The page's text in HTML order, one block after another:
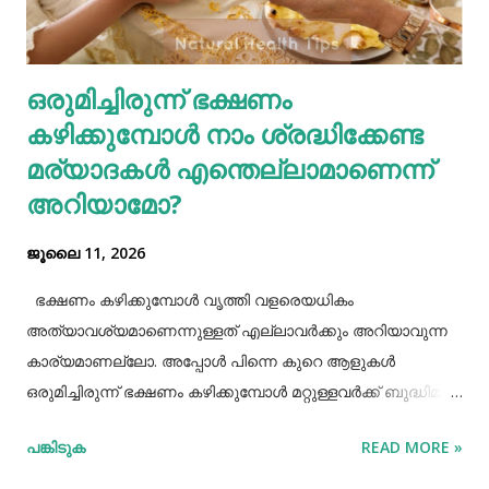
ഗ്യാസ്ട്രബിലിനെ നമുക്ക് ഇല്ലാതാക്കാം.ഫാസ്റ്റ് ഫുഡ്, ജങ്ക്
ഫുഡ് ഭക്ഷണങ്ങൾ, സ്നാക്സുകൾ തുടങ്ങിയവയെല്ലാം
ശരീരത്തിന് വലിയ ബുദ്ധിമുട്ടുകളാണ് ഉണ്ടാക്കുക.
പുകവലിയും മദ്യപാനവും ശരീരത്തിന് മാരകരോഗങ്ങൾ മാ...
ഒരുമിച്ചിരുന്ന് ഭക്ഷണം
കഴിക്കുമ്പോൾ നാം ശ്രദ്ധിക്കേണ്ട
മര്യാദകൾ എന്തെല്ലാമാണെന്ന്
അറിയാമോ?
ജൂലൈ 11, 2026
ഭക്ഷണം കഴിക്കുമ്പോൾ വൃത്തി വളരെയധികം
അത്യാവശ്യമാണെന്നുള്ളത് എല്ലാവർക്കും അറിയാവുന്ന
കാര്യമാണല്ലോ. അപ്പോൾ പിന്നെ കുറെ ആളുകൾ
ഒരുമിച്ചിരുന്ന് ഭക്ഷണം കഴിക്കുമ്പോൾ മറ്റുള്ളവർക്ക് ബുദ്ധിമുട്ട്
ശ്രദ്ധിക്കേണ്ട ചില കാര്യങ്ങളുണ്ട്. ആദ്യമായി നമ്മൾ
പങ്കിടുക READ MORE »